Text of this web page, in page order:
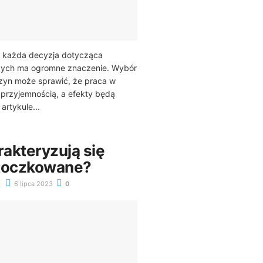
każda decyzja dotycząca
ma ogromne znaczenie. Wybór
może sprawić, że praca w
a efekty będą
się
6 lipca 2023 0